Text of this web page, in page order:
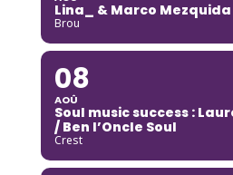
Lina_ & Marco Mezquida
Brou
08
AOÛ
Soul music success :
/ Ben l’Oncle Soul
Crest